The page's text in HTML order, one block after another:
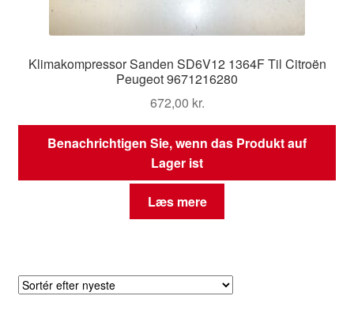
Klimakompressor Sanden SD6V12 1364F Til Citroën
Peugeot 9671216280
672,00 kr.
Benachrichtigen Sie, wenn das Produkt auf
Lager ist
Læs mere